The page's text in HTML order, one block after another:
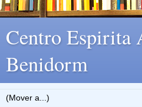
Centro Espirita
Benidorm